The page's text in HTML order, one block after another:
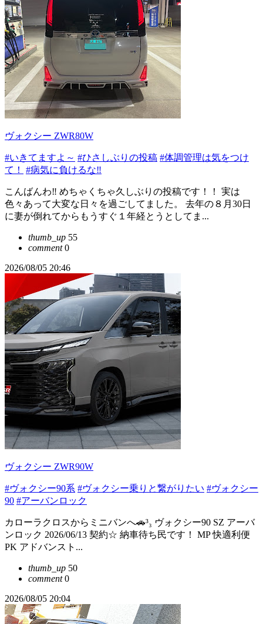
ヴォクシー ZWR80W
#いきてますよ～ #ひさしぶりの投稿 #体調管理は気をつけ
て！
#病気に負けるな‼️
こんばんわ‼️ めちゃくちゃ久しぶりの投稿です！！ 実は
色々あって大変な日々を過ごしてました。 去年の８月30日
に妻が倒れてからもうすぐ１年経とうとしてま...
thumb_up 55
comment0
2026/08/05 20:46
ヴォクシー ZWR90W
#ヴォクシー90系 #ヴォクシー乗りと繋がりたい #ヴォクシー
90 #アーバンロック
カローラクロスからミニバンへ🚗³₃ ヴォクシー90 SZ アーバ
ンロック 2026/06/13 契約☆ 納車待ち民です！ MP 快適利便
PK アドバンスト...
thumb_up 50
comment0
2026/08/05 20:04